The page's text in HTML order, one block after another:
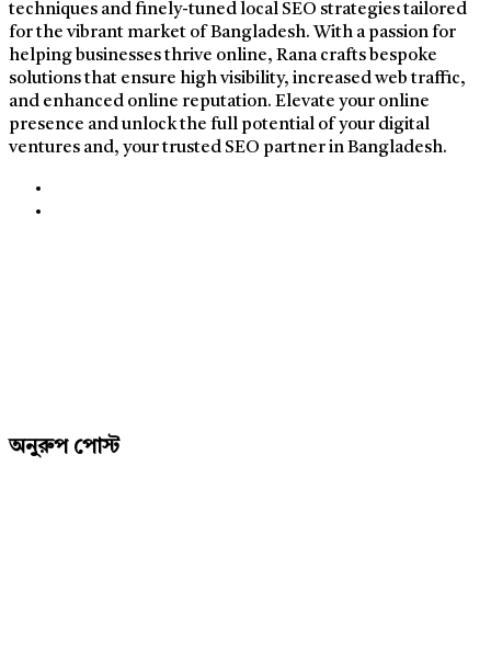
techniques and finely-tuned local SEO strategies tailored
for the vibrant market of Bangladesh. With a passion for
helping businesses thrive online, Rana crafts bespoke
solutions that ensure high visibility, increased web traffic,
and enhanced online reputation. Elevate your online
presence and unlock the full potential of your digital
ventures and, your trusted SEO partner in Bangladesh.
অনুরুপ পোস্ট